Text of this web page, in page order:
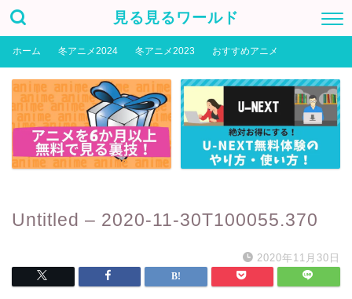
見る見るワールド
ホーム 冬アニメ2024 冬アニメ2023 おすすめアニメ
Untitled – 2020-11-30T100055.370
2020年11月30日